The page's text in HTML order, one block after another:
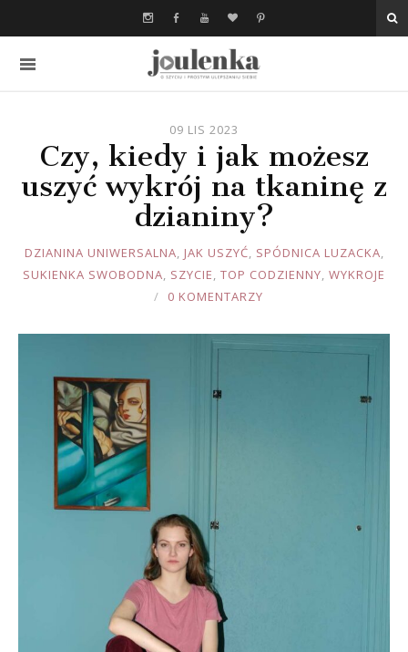
09 LIS 2023
Czy, kiedy i jak możesz
uszyć wykrój na tkaninę z
dzianiny?
JOULE
DZIANINA UNIWERSALNA, JAK USZYĆ, SPÓDNICA LUZACKA,
SUKIENKA SWOBODNA, SZYCIE, TOP CODZIENNY, WYKROJE
0 KOMENTARZY